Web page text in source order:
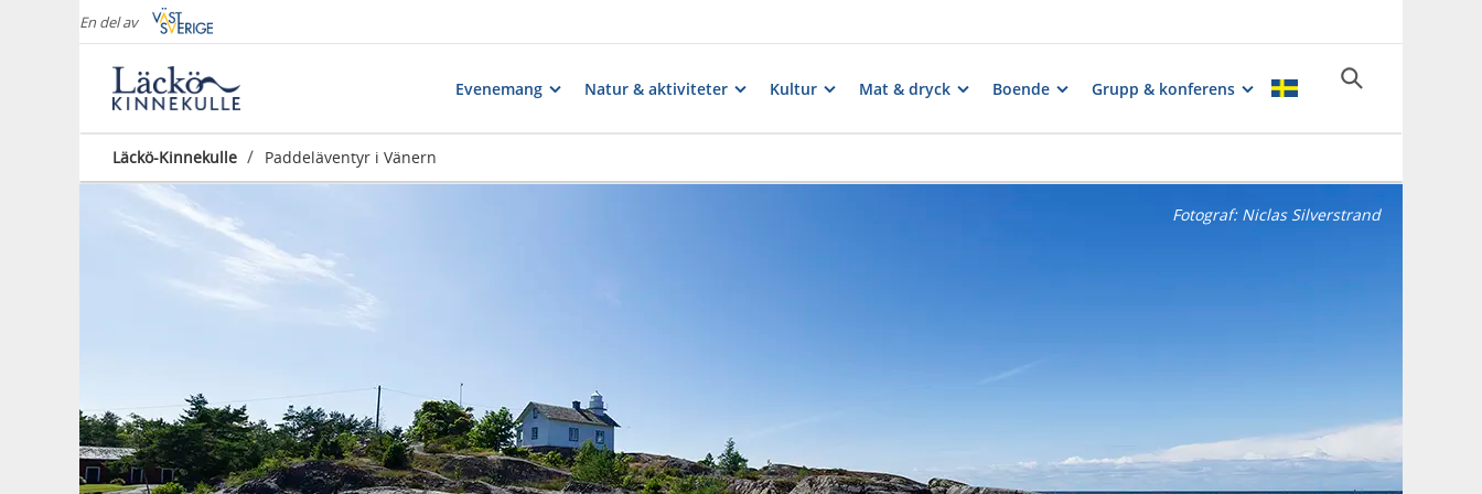
En del av
Evenemang Natur & aktiviteter Kultur Mat & dryck Boende Grupp & konferens
Läckö-Kinnekulle / Paddeläventyr i Vänern
Fotograf: Niclas Silverstrand